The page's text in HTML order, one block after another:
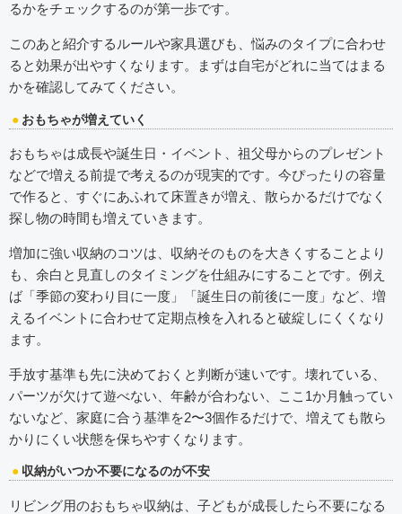
るかをチェックするのが第一歩です。
このあと紹介するルールや家具選びも、悩みのタイプに合わせ
ると効果が出やすくなります。まずは自宅がどれに当てはまる
かを確認してみてください。
おもちゃが増えていく
おもちゃは成長や誕生日・イベント、祖父母からのプレゼント
などで増える前提で考えるのが現実的です。今ぴったりの容量
で作ると、すぐにあふれて床置きが増え、散らかるだけでなく
探し物の時間も増えていきます。
増加に強い収納のコツは、収納そのものを大きくすることより
も、余白と見直しのタイミングを仕組みにすることです。例え
ば「季節の変わり目に一度」「誕生日の前後に一度」など、増
えるイベントに合わせて定期点検を入れると破綻しにくくなり
ます。
手放す基準も先に決めておくと判断が速いです。壊れている、
パーツが欠けて遊べない、年齢が合わない、ここ1か月触ってい
ないなど、家庭に合う基準を2〜3個作るだけで、増えても散ら
かりにくい状態を保ちやすくなります。
収納がいつか不要になるのが不安
リビング用のおもちゃ収納は、子どもが成長したら不要になる